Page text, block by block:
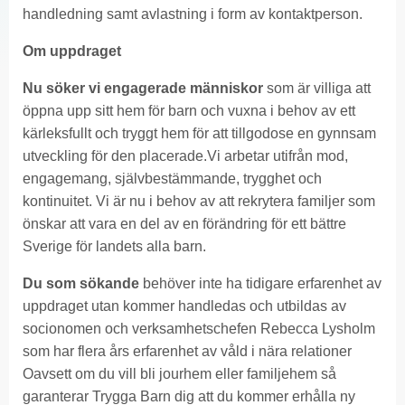
handledning samt avlastning i form av kontaktperson.
Om uppdraget
Nu söker vi engagerade människor som är villiga att
öppna upp sitt hem för barn och vuxna i behov av ett
kärleksfullt och tryggt hem för att tillgodose en gynnsam
utveckling för den placerade.Vi arbetar utifrån mod,
engagemang, självbestämmande, trygghet och
kontinuitet. Vi är nu i behov av att rekrytera familjer som
önskar att vara en del av en förändring för ett bättre
Sverige för landets alla barn.
Du som sökande behöver inte ha tidigare erfarenhet av
uppdraget utan kommer handledas och utbildas av
socionomen och verksamhetschefen Rebecca Lysholm
som har flera års erfarenhet av våld i nära relationer
Oavsett om du vill bli jourhem eller familjehem så
garanterar Trygga Barn dig att du kommer erhålla ny